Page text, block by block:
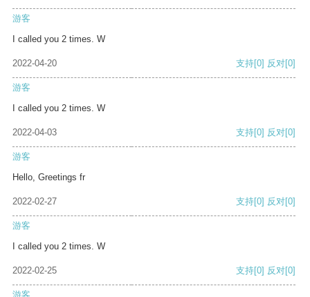
游客
I called you 2 times. W
2022-04-20 支持[0] 反对[0]
游客
I called you 2 times. W
2022-04-03 支持[0] 反对[0]
游客
Hello, Greetings fr
2022-02-27 支持[0] 反对[0]
游客
I called you 2 times. W
2022-02-25 支持[0] 反对[0]
游客